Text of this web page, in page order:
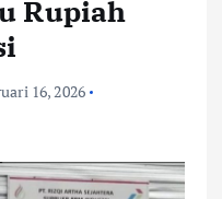
Rupiah
16, 2026